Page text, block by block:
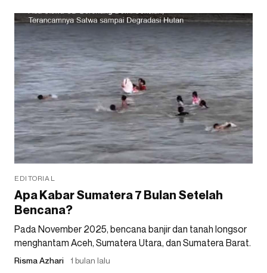
EDITORIAL
Apa Kabar Sumatera 7 Bulan Setelah
Bencana?
Pada November 2025, bencana banjir dan tanah longsor
menghantam Aceh, Sumatera Utara, dan Sumatera Barat.
Risma Azhari 1 bulan lalu